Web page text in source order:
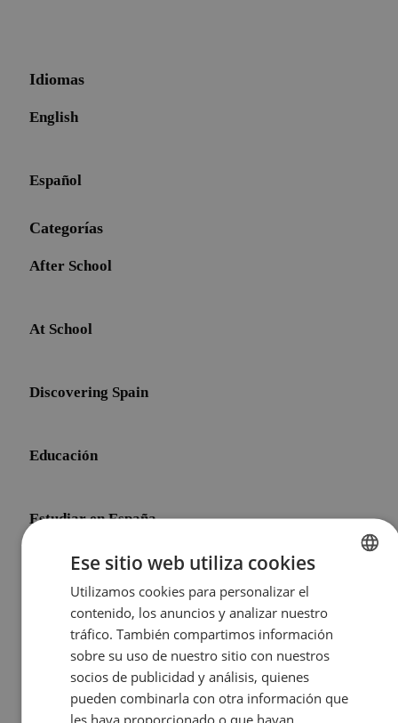
Idiomas
English
Español
Categorías
After School
At School
Discovering Spain
Educación
Estudiar en España
Initial Shock
Other Topics
SPANISH
Ese sitio web utiliza cookies
Utilizamos cookies para personalizar el
contenido, los anuncios y analizar nuestro
tráfico. También compartimos información
sobre su uso de nuestro sitio con nuestros
socios de publicidad y análisis, quienes
pueden combinarla con otra información que
les haya proporcionado o que hayan